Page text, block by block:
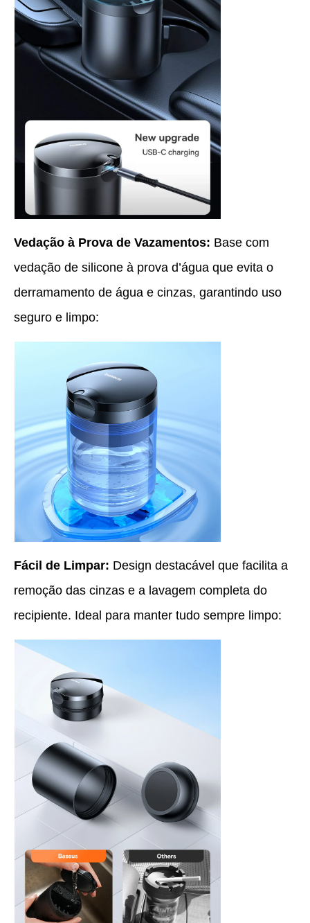
Vedação à Prova de Vazamentos: Base com
vedação de silicone à prova d’água que evita o
derramamento de água e cinzas, garantindo uso
seguro e limpo:
Fácil de Limpar: Design destacável que facilita a
remoção das cinzas e a lavagem completa do
recipiente. Ideal para manter tudo sempre limpo: